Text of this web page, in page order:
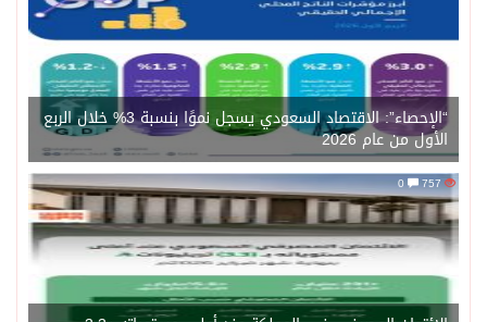
“الإحصاء”: الاقتصاد السعودي يسجل نموًا بنسبة 3% خلال الربع
الأول من عام 2026
757
0